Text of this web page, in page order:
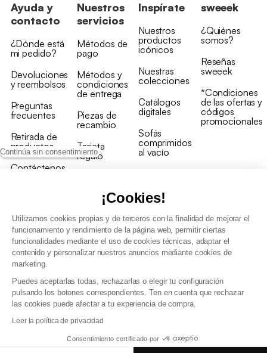
Continúa sin consentimiento
¡Cookies!
Utilizamos cookies propias y de terceros con la finalidad de mejorar el
funcionamiento y rendimiento de la página web, permitir ciertas
funcionalidades mediante el uso de cookies técnicas, adaptar el
contenido y personalizar nuestros anuncios mediante cookies de
marketing.
Puedes aceptarlas todas, rechazarlas o elegir tu configuración
pulsando los botones correspondientes. Ten en cuenta que rechazar
las cookies puede afectar a tu experiencia de compra.
Leer la política de privacidad
Consentimiento certificado por
Ayuda y
contacto
¿Dónde está
mi pedido?
Devoluciones
y reembolsos
Preguntas
frecuentes
Retirada de
productos
Contáctenos
Nuestros
servicios
Métodos de
pago
Métodos y
condiciones
de entrega
Piezas de
recambio
Tarjeta
regalo
Inspírate
Nuestros
productos
icónicos
Nuestras
colecciones
Catálogos
digitales
Sofás
comprimidos
al vacío
sweeek
¿Quiénes
somos?
Reseñas
sweeek
*Condiciones
de las ofertas y
códigos
promocionales
Política de gestión de datos personales y cookies
Condiciones generales de Venta Profesional
Declaración de accesibilidad